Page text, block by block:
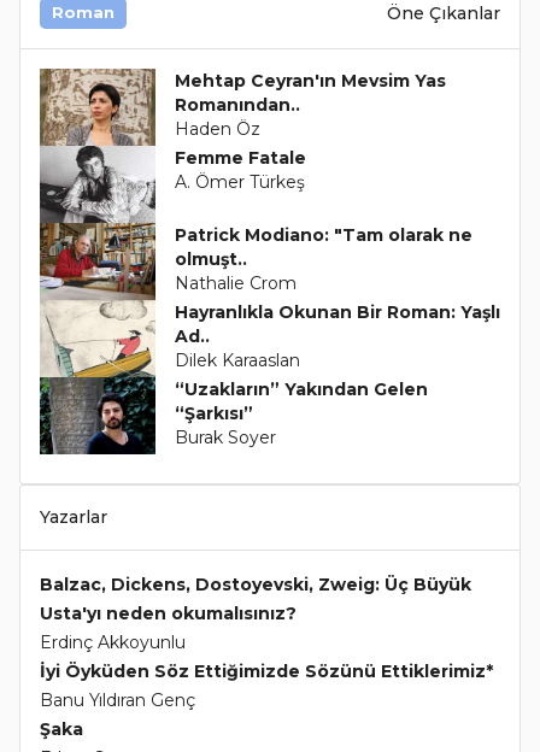
Roman Öne Çıkanlar
Mehtap Ceyran'ın Mevsim Yas
Romanından..
Haden Öz
Femme Fatale
A. Ömer Türkeş
Patrick Modiano: "Tam olarak ne
olmuşt..
Nathalie Crom
Hayranlıkla Okunan Bir Roman: Yaşlı
Ad..
Dilek Karaaslan
“Uzakların” Yakından Gelen
“Şarkısı”
Burak Soyer
Yazarlar
Balzac, Dickens, Dostoyevski, Zweig: Üç Büyük
Usta'yı neden okumalısınız?
Erdinç Akkoyunlu
İyi Öyküden Söz Ettiğimizde Sözünü Ettiklerimiz*
Banu Yıldıran Genç
Şaka